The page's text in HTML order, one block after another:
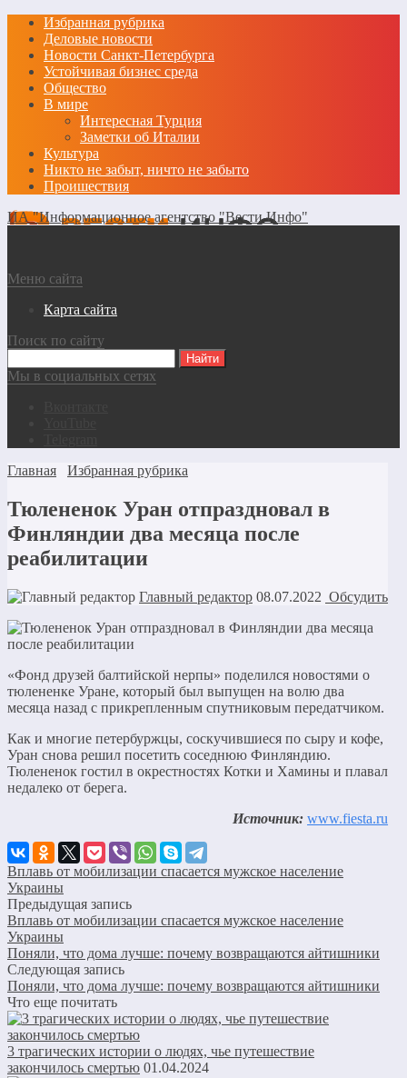
Избранная рубрика
Деловые новости
Новости Санкт-Петербурга
Устойчивая бизнес среда
Общество
В мире
Интересная Турция
Заметки об Италии
Культура
Никто не забыт, ничто не забыто
Проишествия
ИА "Информационное агентство "Вести Инфо"
Меню сайта
Карта сайта
Поиск по сайту
Мы в социальных сетях
Главная
Избранная рубрика
Тюлененок Уран отпраздновал в
Финляндии два месяца после
реабилитации
Главный редактор 08.07.2022 Обсудить
«Фонд друзей балтийской нерпы» поделился новостями о
тюлененке Уране, который был выпущен на волю два
месяца назад с прикрепленным спутниковым передатчиком.
Как и многие петербуржцы, соскучившиеся по сыру и кофе,
Уран снова решил посетить соседнюю Финляндию.
Тюлененок гостил в окрестностях Котки и Хамины и плавал
недалеко от берега.
Источник: www.fiesta.ru
Вплавь от мобилизации спасается мужское население
Украины
Предыдущая запись
Вплавь от мобилизации спасается мужское население
Украины
Поняли, что дома лучше: почему возвращаются айтишники
Следующая запись
Поняли, что дома лучше: почему возвращаются айтишники
Что еще почитать
3 трагических истории о людях, чье путешествие
закончилось смертью 01.04.2024